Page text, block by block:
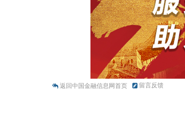
返回中国金融信息网首页 留言反馈